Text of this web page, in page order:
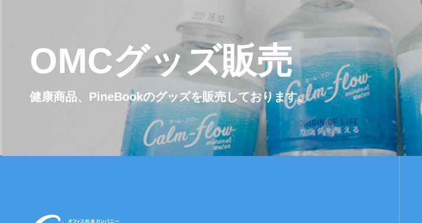
OMCグッズ販売
健康商品、PineBookのグッズを販売しております。